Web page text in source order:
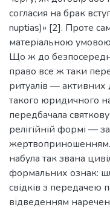
согласия на брак
nuptias)» [2]. Проте
матеріальною
Що ж до
право все ж таки
ритуалів — активних
такого юридичного
передбачала
релігійній формі —
жертвоприношенням.
набула так звана
формальних ознак:
свідків з передачею
відведенням